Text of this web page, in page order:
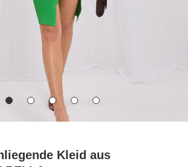
Kleid aus